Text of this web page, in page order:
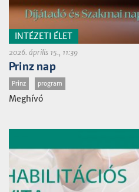
INTÉZETI ÉLET
2026. április 15., 11:39
Prinz nap
Prinz program
Meghívó